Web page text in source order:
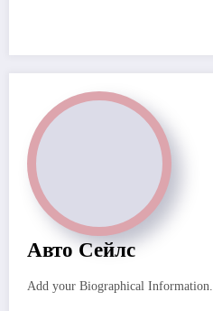
Авто Сейлс
Add your Biographical Information.